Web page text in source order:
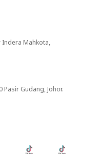
Indera Mahkota,
Pasir Gudang, Johor.